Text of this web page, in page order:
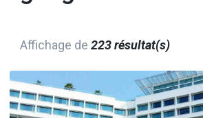
Affichage de 223 résultat(s)